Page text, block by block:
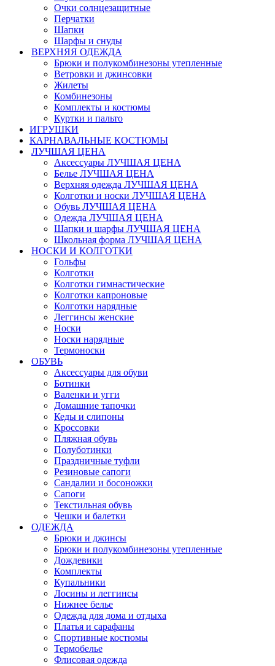
Очки солнцезащитные
Перчатки
Шапки
Шарфы и снуды
ВЕРХНЯЯ ОДЕЖДА
Брюки и полукомбинезоны утепленные
Ветровки и джинсовки
Жилеты
Комбинезоны
Комплекты и костюмы
Куртки и пальто
ИГРУШКИ
КАРНАВАЛЬНЫЕ КОСТЮМЫ
ЛУЧШАЯ ЦЕНА
Аксессуары ЛУЧШАЯ ЦЕНА
Белье ЛУЧШАЯ ЦЕНА
Верхняя одежда ЛУЧШАЯ ЦЕНА
Колготки и носки ЛУЧШАЯ ЦЕНА
Обувь ЛУЧШАЯ ЦЕНА
Одежда ЛУЧШАЯ ЦЕНА
Шапки и шарфы ЛУЧШАЯ ЦЕНА
Школьная форма ЛУЧШАЯ ЦЕНА
НОСКИ И КОЛГОТКИ
Гольфы
Колготки
Колготки гимнастические
Колготки капроновые
Колготки нарядные
Леггинсы женские
Носки
Носки нарядные
Термоноски
ОБУВЬ
Аксессуары для обуви
Ботинки
Валенки и угги
Домашние тапочки
Кеды и слипоны
Кроссовки
Пляжная обувь
Полуботинки
Праздничные туфли
Резиновые сапоги
Сандалии и босоножки
Сапоги
Текстильная обувь
Чешки и балетки
ОДЕЖДА
Брюки и джинсы
Брюки и полукомбинезоны утепленные
Дождевики
Комплекты
Купальники
Лосины и леггинсы
Нижнее белье
Одежда для дома и отдыха
Платья и сарафаны
Спортивные костюмы
Термобелье
Флисовая одежда